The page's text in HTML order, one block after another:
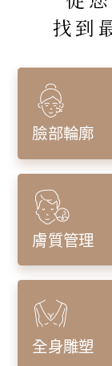
找到
臉部輪廓
膚質管理
全身雕塑